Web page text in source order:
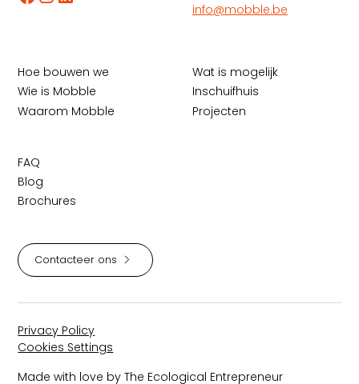
info@mobble.be
Hoe bouwen we
Wie is Mobble
Waarom Mobble
Wat is mogelijk
Inschuifhuis
Projecten
FAQ
Blog
Brochures
Contacteer ons
Made with love by The Ecological Entrepreneur
Privacy Policy
Cookies Settings